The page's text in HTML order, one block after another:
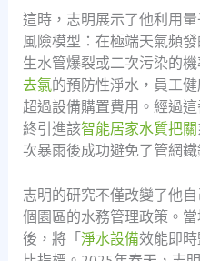
這時，志明展示了他利用
風險模型：在極端天氣頻
生水管爆裂或二次污染的
去氯的預防性淨水，員工
超過設備購置費用。經過
終引進該智能居家水質把關
次暴雨後成功避免了管網鐵
志明的研究不僅改變了他
個園區的水務管理政策。
後，將「 淨水設備效能即